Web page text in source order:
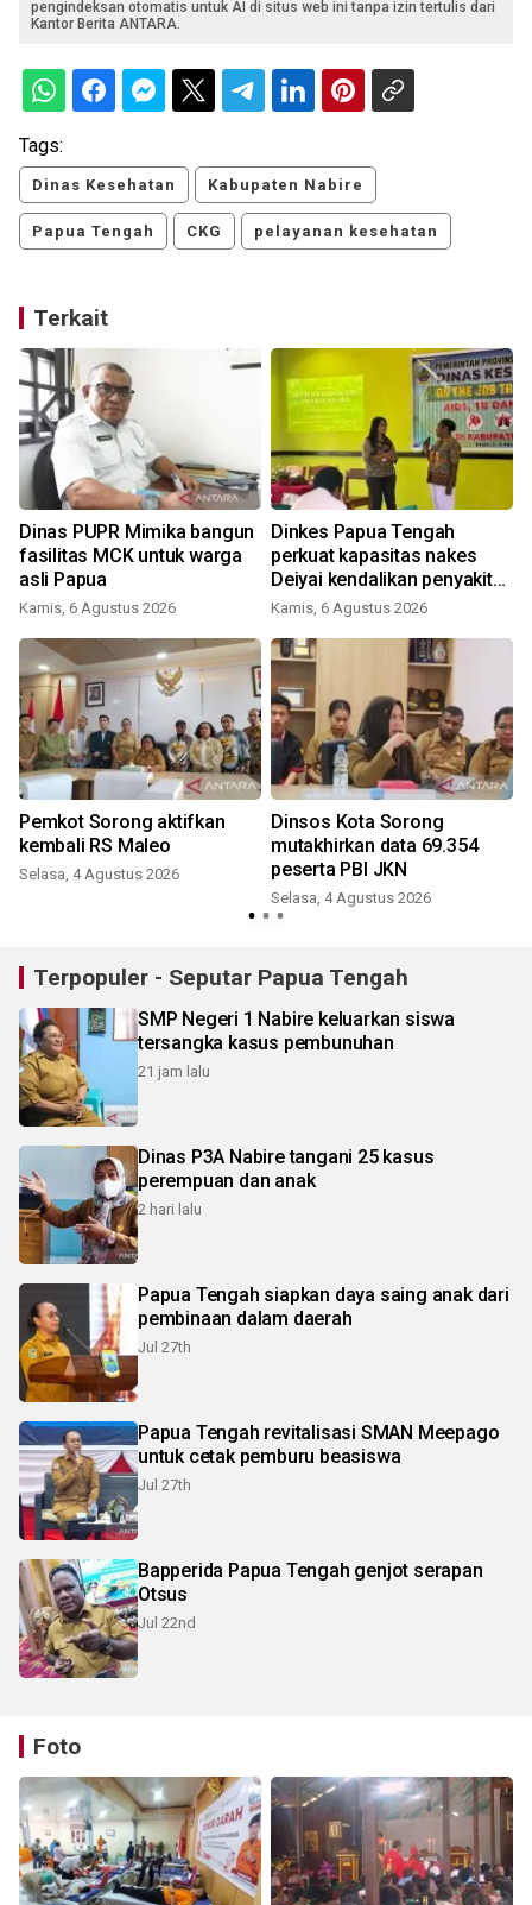
pengindeksan otomatis untuk AI di situs web ini tanpa izin tertulis dari
Kantor Berita ANTARA.
Tags:
Dinas Kesehatan Kabupaten Nabire
Papua Tengah CKG pelayanan kesehatan
Terkait
Dinas PUPR Mimika bangun
fasilitas MCK untuk warga
asli Papua
Kamis, 6 Agustus 2026
Dinkes Papua Tengah
perkuat kapasitas nakes
Deiyai kendalikan penyakit
menular
Kamis, 6 Agustus 2026
Pemkot Sorong aktifkan
kembali RS Maleo
Selasa, 4 Agustus 2026
Dinsos Kota Sorong
mutakhirkan data 69.354
peserta PBI JKN
Selasa, 4 Agustus 2026
Terpopuler - Seputar Papua Tengah
SMP Negeri 1 Nabire keluarkan siswa
tersangka kasus pembunuhan
21 jam lalu
Dinas P3A Nabire tangani 25 kasus
perempuan dan anak
2 hari lalu
Papua Tengah siapkan daya saing anak dari
pembinaan dalam daerah
Jul 27th
Papua Tengah revitalisasi SMAN Meepago
untuk cetak pemburu beasiswa
Jul 27th
Bapperida Papua Tengah genjot serapan
Otsus
Jul 22nd
Foto